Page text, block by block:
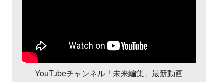
YouTubeチャンネル「未来編集」最新動画